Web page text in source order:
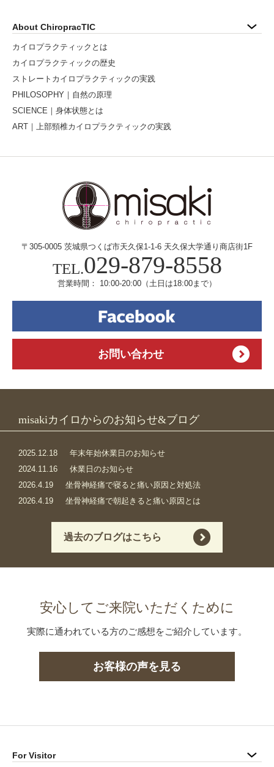
About ChiropracTIC
カイロプラクティックとは
カイロプラクティックの歴史
ストレートカイロプラクティックの実践
PHILOSOPHY｜自然の原理
SCIENCE｜身体状態とは
ART｜上部頸椎カイロプラクティックの実践
〒305-0005 茨城県つくば市天久保1-1-6 天久保大学通り商店街1F
TEL.029-879-8558
営業時間： 10:00-20:00 （土日は18:00まで）
お問い合わせ
misakiカイロからのお知らせ&ブログ
2025.12.18
年末年始休業日のお知らせ
2024.11.16
休業日のお知らせ
2026.4.19
坐骨神経痛で寝ると痛い原因と対処法
2026.4.19
坐骨神経痛で朝起きると痛い原因とは
過去のブログはこちら
安心してご来院いただくために
実際に通われている方のご感想をご紹介しています。
お客様の声を見る
For Visitor